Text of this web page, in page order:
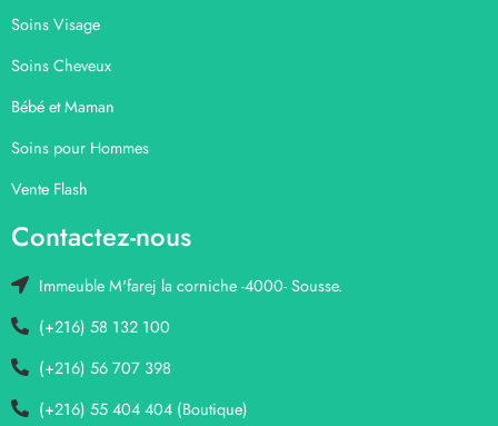
Soins Visage
Soins Cheveux
Bébé et Maman
Soins pour Hommes
Vente Flash
Contactez-nous
Immeuble M'farej la corniche -4000- Sousse.
(+216) 58 132 100
(+216) 56 707 398
(+216) 55 404 404 (Boutique)